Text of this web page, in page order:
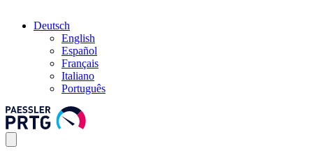
Deutsch
English
Español
Français
Italiano
Português